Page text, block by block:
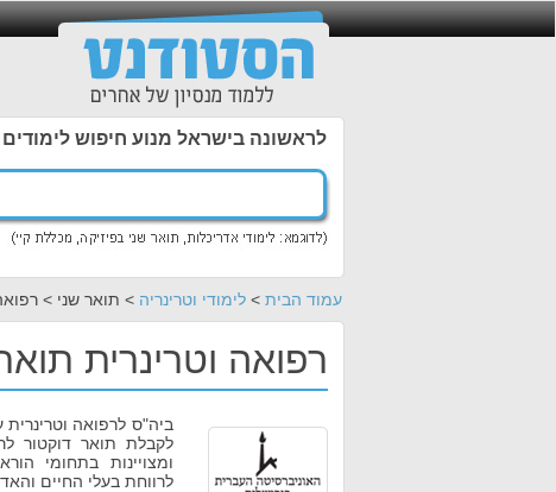
לראשונה בישראל מנוע חיפוש
עמוד הבית >לימודי וטרינריה > תואר שני >
רפואה וטרינרית
ביה"ס לרפואה
ומצויינות בתחומי
לרווחת בעלי החיים